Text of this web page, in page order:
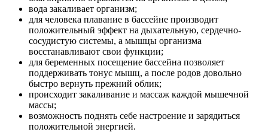
вода закаливает организм;
для человека плавание в бассейне производит
положительный эффект на дыхательную, сердечно-
сосудистую системы, а мышцы организма
восстанавливают свои функции;
для беременных посещение бассейна позволяет
поддерживать тонус мышц, а после родов довольно
быстро вернуть прежний облик;
происходит закаливание и массаж каждой мышечной
массы;
возможность поднять себе настроение и зарядиться
положительной энергией.